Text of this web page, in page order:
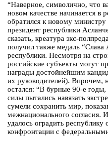
“Наверное, символично, что
новом качестве начинается
обратился к новому
президент республики
сказать, креатура экс-
получил также медаль
республики. Несмотря на
российские субъекты могут
награды достойнейшим
их руководителей). Впрочем,
остался: “В бурные 90-е годы,
силы пытались навязать
сумели сохранить мир,
межнационального согласия.
удалось оградить республику
конфронтации с